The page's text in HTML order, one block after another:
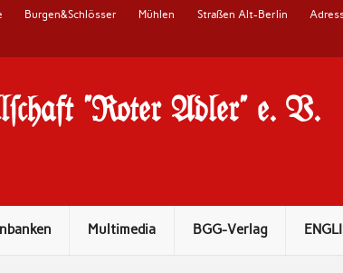
Burgen&Schlösser Mühlen Straßen Alt-Berlin
"Roter Adler" e. V.
Multimedia BGG-Verlag